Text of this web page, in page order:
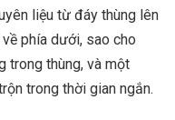
liệu từ đáy thùng lên
phía dưới, sao cho
trong thùng, và một
trong thời gian ngắn.